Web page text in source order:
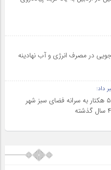
در مصرف انرژی و آب نهادینه
داد:
افزوده شدن ۵۰ هکتار به سرانه فضای سبز شهر